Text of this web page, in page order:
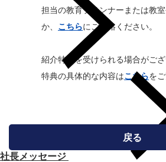
社長メッセージ
担当の教育プランナーまたは教
か、 こちらにご連絡ください。
紹介特典を受けられる場合がござ
特典の具体的な内容はこちらを
戻る